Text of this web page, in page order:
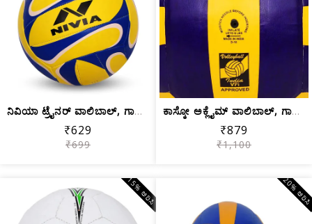
ನಿವಿಯಾ ಟ್ರೈನರ್ ವಾಲಿಬಾಲ್, ಗಾತ್ರ 4
₹629
₹699
ಕಾಸ್ಕೋ ಅಕ್ಲೈಮ್ ವಾಲಿಬಾಲ್, ಗಾತ್ರ 4
₹879
₹1,100
15% ಆರಿಸಿ 20%